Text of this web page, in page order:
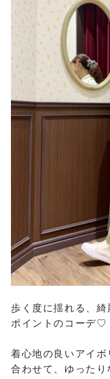
歩く度に揺れる、
ポイントのコーデ♡
着心地の良いアイ
合わせて、ゆったり